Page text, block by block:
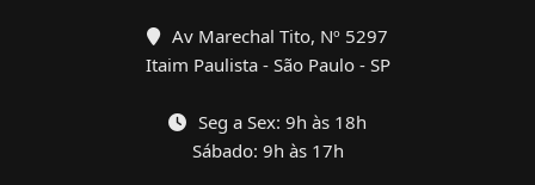
Av Marechal Tito, Nº 5297
Itaim Paulista - São Paulo - SP
Seg a Sex: 9h às 18h
Sábado: 9h às 17h